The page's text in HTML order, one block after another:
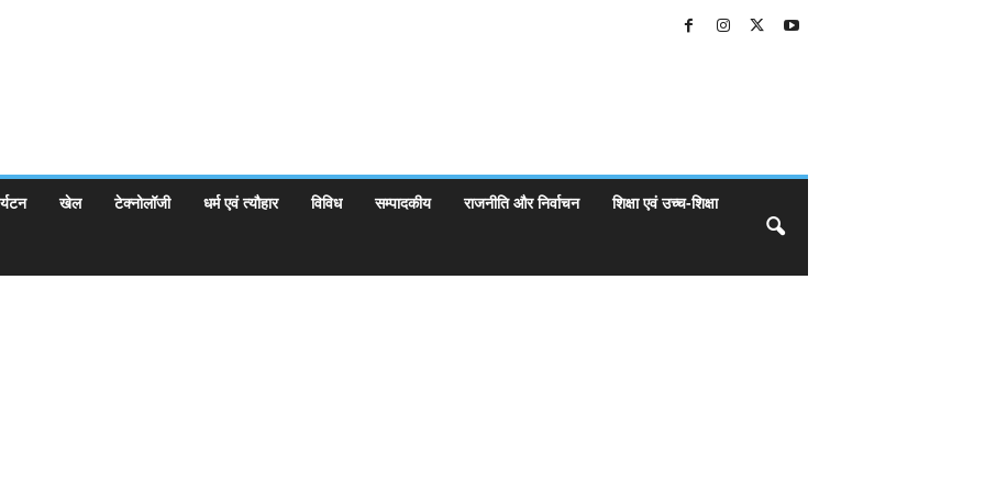
खेल टेक्नोलॉजी धर्म एवं त्यौहार विविध सम्पादकीय राजनीति और निर्वाचन शिक्षा एवं उच्च-शिक्षा